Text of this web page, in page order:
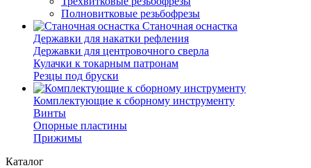
Полновитковые резьбофрезы
Станочная оснастка
Державки для накатки рефления
Державки для центровочного сверла
Кулачки к токарным патронам
Резцы под бруски
Комплектующие к сборному инструменту
Винты
Опорные пластины
Прижимы
Каталог